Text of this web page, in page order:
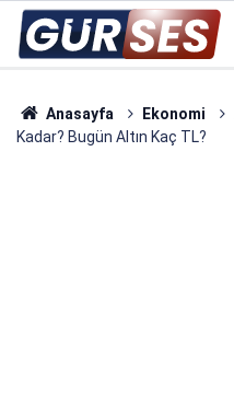
Anasayfa Ekonomi
Kadar? Bugün Altın Kaç TL?